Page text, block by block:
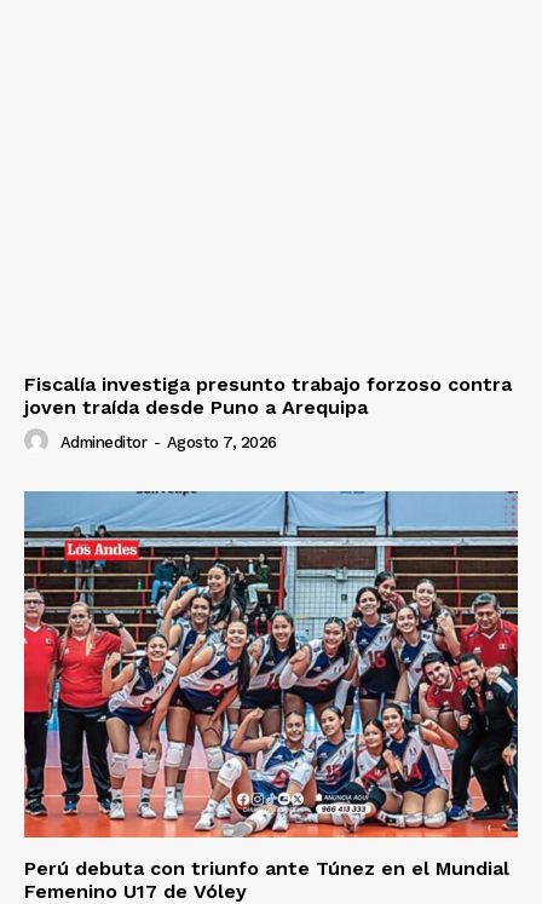
Fiscalía investiga presunto trabajo forzoso contra
joven traída desde Puno a Arequipa
Admineditor - Agosto 7, 2026
Perú debuta con triunfo ante Túnez en el Mundial
Femenino U17 de Vóley